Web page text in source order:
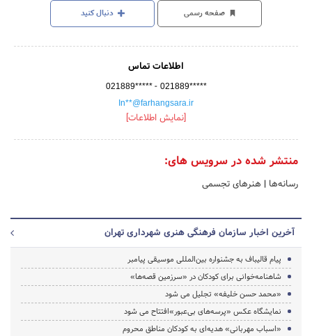
صفحه رسمی دنبال کنید
اطلاعات تماس
021889***** - 021889*****
In**@farhangsara.ir
[نمایش اطلاعات]
منتشر شده در سرویس های:
رسانه‌ها | هنرهای تجسمی
آخرین اخبار سازمان فرهنگی هنری شهرداری تهران
پیام قالیباف به جشنواره بین‌المللی موسیقی پیامبر
شاهنامه‌خوانی برای کودکان در «سرزمین قصه‌ها»
«محمد حسن خلیفه» تجلیل می شود
نمایشگاه عکس «پرسه‌های بی‌عبور»افتتاح می شود
«اسباب مهربانی» هدیه‌ای به کودکان مناطق محروم